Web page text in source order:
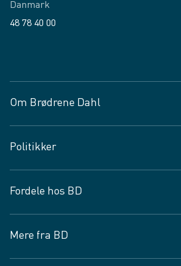
Danmark
48 78 40 00
Om Brødrene Dahl
Vagttelefon 30 10 89 89
Spørgsmål og svar
Job og karriere
Fødevarekontrolrapport
Politikker
Privatlivspolitik
Cookies
Vilkår og betingelser
Fordele hos BD
BD app
BD.dk services
Mere fra BD